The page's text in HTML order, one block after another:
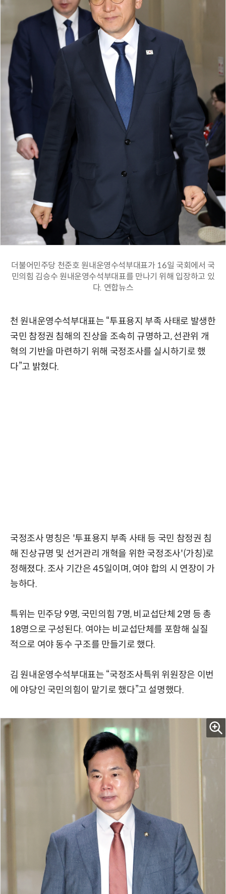
더불어민주당 천준호 원내운영수석부대표가 16일 국회에서 국
민의힘 김승수 원내운영수석부대표를 만나기 위해 입장하고 있
다. 연합뉴스
천 원내운영수석부대표는 “투표용지 부족 사태로 발생한
국민 참정권 침해의 진상을 조속히 규명하고, 선관위 개
혁의 기반을 마련하기 위해 국정조사를 실시하기로 했
다”고 밝혔다.
국정조사 명칭은 '투표용지 부족 사태 등 국민 참정권 침
해 진상규명 및 선거관리 개혁을 위한 국정조사'(가칭)로
정해졌다. 조사 기간은 45일이며, 여야 합의 시 연장이 가
능하다.
특위는 민주당 9명, 국민의힘 7명, 비교섭단체 2명 등 총
18명으로 구성된다. 여야는 비교섭단체를 포함해 실질
적으로 여야 동수 구조를 만들기로 했다.
김 원내운영수석부대표는 “국정조사특위 위원장은 이번
에 야당인 국민의힘이 맡기로 했다”고 설명했다.